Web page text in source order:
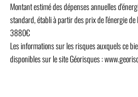
Montant estimé des dépenses annuelles
standard, établi à partir des prix de l'énergie
3880€
Les informations sur les risques auxquels ce
disponibles sur le site Géorisques :